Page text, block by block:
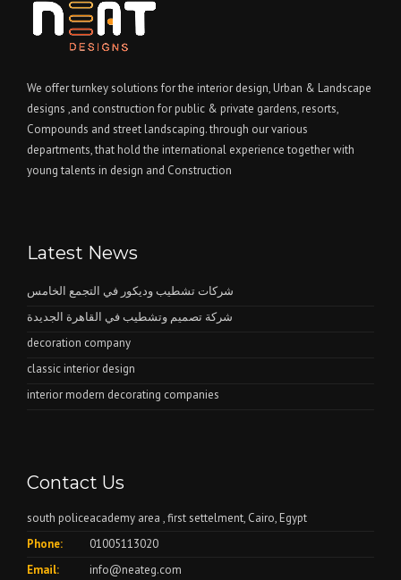
We offer turnkey solutions for the interior design, Urban & Landscape
designs ,and construction for public & private gardens, resorts,
Compounds and street landscaping. through our various
departments, that hold the international experience together with
young talents in design and Construction
Latest News
شركات تشطيب وديكور في التجمع الخامس
شركة تصميم وتشطيب في القاهرة الجديدة
decoration company
classic interior design
interior modern decorating companies
Contact Us
south policeacademy area , first settelment, Cairo, Egypt
Phone:
01005113020
Email:
info@neateg.com